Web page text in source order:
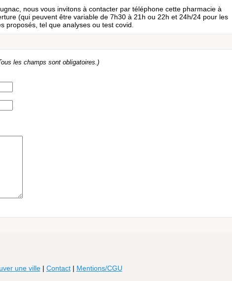
nous vous invitons à contacter par téléphone cette pharmacie à
(qui peuvent être variable de 7h30 à 21h ou 22h et 24h/24 pour les
proposés, tel que analyses ou test covid.
les champs sont obligatoires.)
une ville| Contact| Mentions/CGU